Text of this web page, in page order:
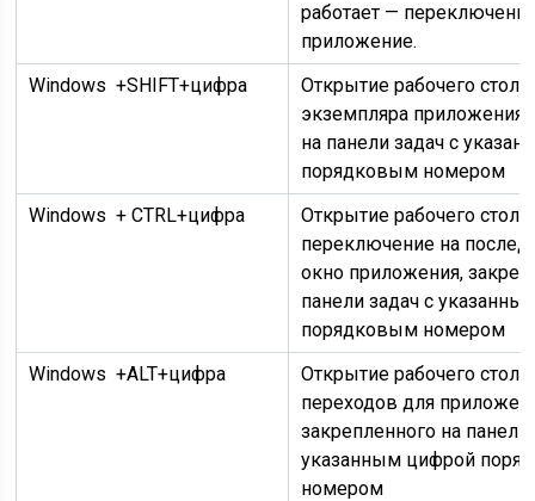
работает —
приложение.
Windows +SHIFT+цифра
Открытие рабочего
экземпляра приложения,
на панели задач с
порядковым номером
Windows + CTRL+цифра
Открытие рабочего стола
переключение на
окно приложения,
панели задач с
порядковым номером
Windows +ALT+цифра
Открытие рабочего стола
переходов для
закрепленного на панели
указанным цифрой
номером